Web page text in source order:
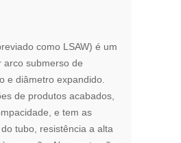
como LSAW) é um
arco submerso de
e diâmetro expandido.
de produtos acabados,
e tem as
tubo, resistência a alta